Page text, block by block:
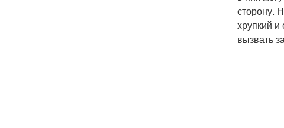
сторону.
хрупкий и
вызвать